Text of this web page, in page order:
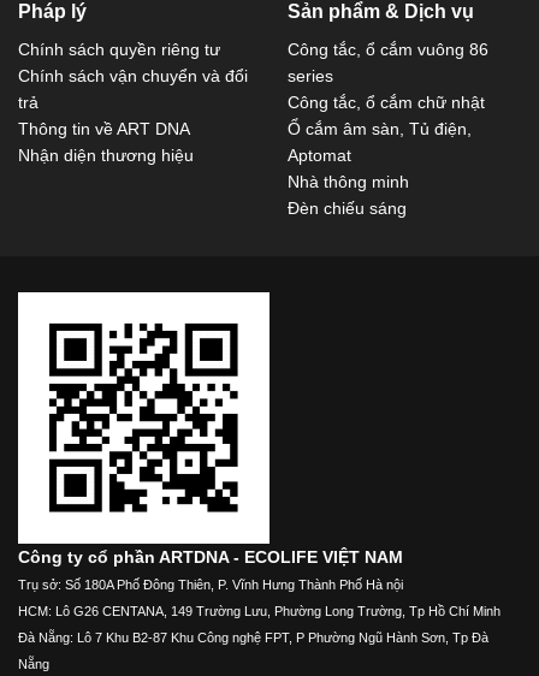
Pháp lý
Chính sách quyền riêng tư
Chính sách vận chuyển và đổi
trả
Thông tin về ART DNA
Nhận diện thương hiệu
Sản phẩm & Dịch vụ
Công tắc, ổ cắm vuông 86
series
Công tắc, ổ cắm chữ nhật
Ổ cắm âm sàn, Tủ điện,
Aptomat
Nhà thông minh
Đèn chiếu sáng
Công ty cổ phần ARTDNA - ECOLIFE VIỆT NAM
Trụ sở: Số 180A Phố Đông Thiên, P. Vĩnh Hưng Thành Phố Hà nội
HCM: Lô G26 CENTANA, 149 Trường Lưu, Phường Long Trường, Tp Hồ Chí Minh
Đà Nẵng: Lô 7 Khu B2-87 Khu Công nghệ FPT, P Phường Ngũ Hành Sơn, Tp Đà
Nẵng